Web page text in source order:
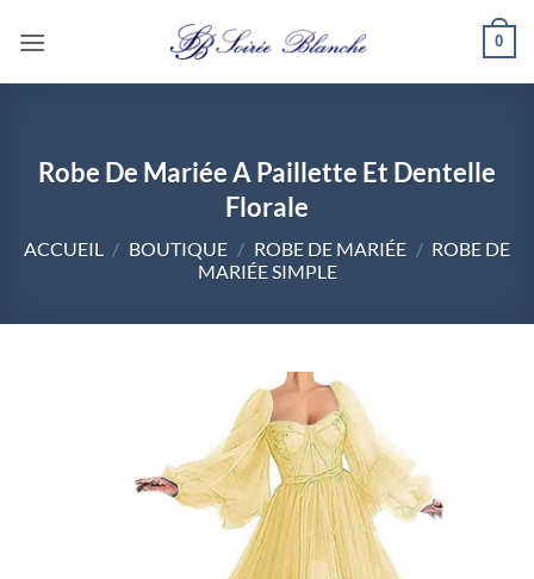
0
Robe De Mariée A Paillette Et Dentelle
Florale
ACCUEIL / BOUTIQUE / ROBE DE MARIÉE / ROBE DE
MARIÉE SIMPLE